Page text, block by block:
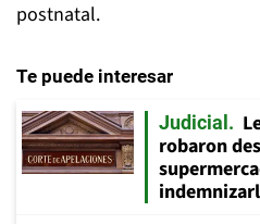
postnatal.
Te puede interesar
Judicial
robaron